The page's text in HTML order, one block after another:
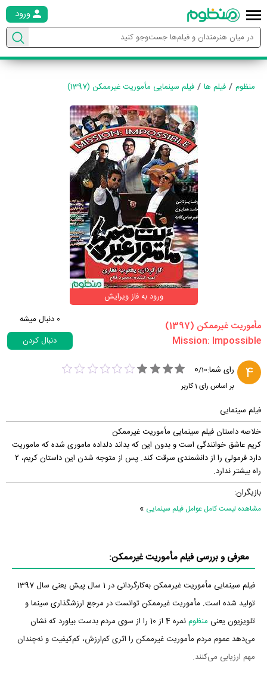
ورود
منظوم فیلم ها فیلم سینمایی مأموریت غیرممکن (1397)
ورود به فاز ویرایش
‏مأموریت غیرممکن‏ (1397)
0 دنبال میشه
دنبال کردن
4 رای شما: 0/10
بر اساس رای 1کاربر
فیلم سینمایی
خلاصه داستان فیلم سینمایی مأموریت غیرممکن
کریم عاشق خوانندگی است و بدون این که بداند دلداده ماموری شده که ماموریت
دارد فرمولی را از دانشمندی سرقت کند. پس از متوجه شدن این داستان کریم، ۲
راه بیشتر ندارد.
بازیگران:
مشاهده لیست کامل عوامل فیلم سینمایی »
معرفی و بررسی فیلم مأموریت غیرممکن:
فیلم سینمایی مأموریت غیرممکن به‌کارگردانی در 1 سال پیش یعنی سال 1397
تولید شده است. مأموریت غیرممکن توانست در مرجع ارزشگذاری سینما و
تلویزیون یعنی منظوم
نمره 4 از 10 را از سوی مردم بدست بیاورد که نشان
می‌دهد عموم مردم مأموریت غیرممکن را اثری کم‌ارزش، کم‌کیفیت و نه‌چندان
مهم ارزیابی می‌کنند.